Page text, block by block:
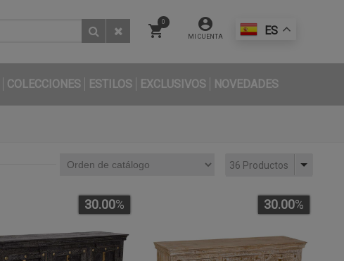
ES
MI CUENTA
0
COLECCIONES ESTILOS EXCLUSIVOS NOVEDADES
36 Productos
30.00% 30.00%